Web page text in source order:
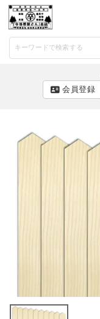
会員登録